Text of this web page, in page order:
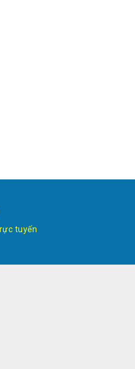
tuyến